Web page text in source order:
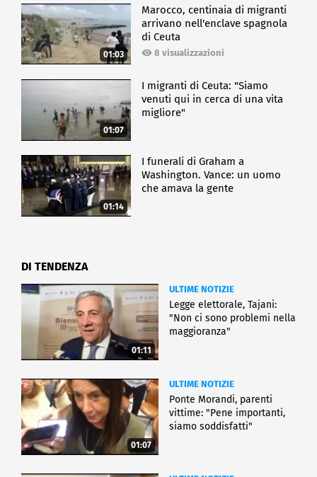
01:03
Marocco, centinaia di migranti
arrivano nell'enclave spagnola
di Ceuta
8 visualizzazioni
01:07
I migranti di Ceuta: "Siamo
venuti qui in cerca di una vita
migliore"
01:14
I funerali di Graham a
Washington. Vance: un uomo
che amava la gente
DI TENDENZA
01:11
ULTIME NOTIZIE
Legge elettorale, Tajani:
"Non ci sono problemi nella
maggioranza"
01:07
ULTIME NOTIZIE
Ponte Morandi, parenti
vittime: "Pene importanti,
siamo soddisfatti"